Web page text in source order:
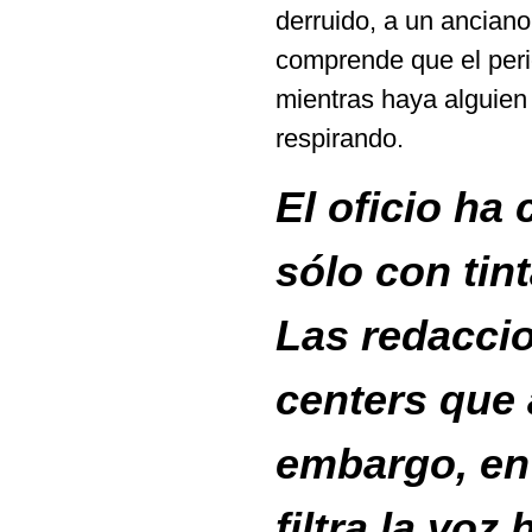
derruido, a un
comprende que el
mientras haya
respirando.
El oficio ha
sólo con
Las
centers que
embargo,